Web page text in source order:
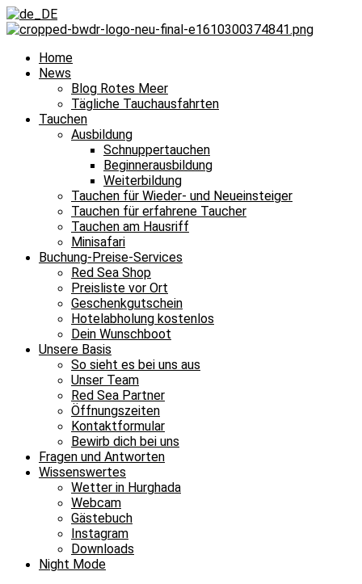
Home
News
Blog Rotes Meer
Tägliche Tauchausfahrten
Tauchen
Ausbildung
Schnuppertauchen
Beginnerausbildung
Weiterbildung
Tauchen für Wieder- und Neueinsteiger
Tauchen für erfahrene Taucher
Tauchen am Hausriff
Minisafari
Buchung-Preise-Services
Red Sea Shop
Preisliste vor Ort
Geschenkgutschein
Hotelabholung kostenlos
Dein Wunschboot
Unsere Basis
So sieht es bei uns aus
Unser Team
Red Sea Partner
Öffnungszeiten
Kontaktformular
Bewirb dich bei uns
Fragen und Antworten
Wissenswertes
Wetter in Hurghada
Webcam
Gästebuch
Instagram
Downloads
Night Mode